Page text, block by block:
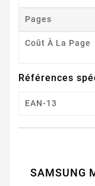
Pages
Coût À La Page
Références
EAN-13
SAMSUNG